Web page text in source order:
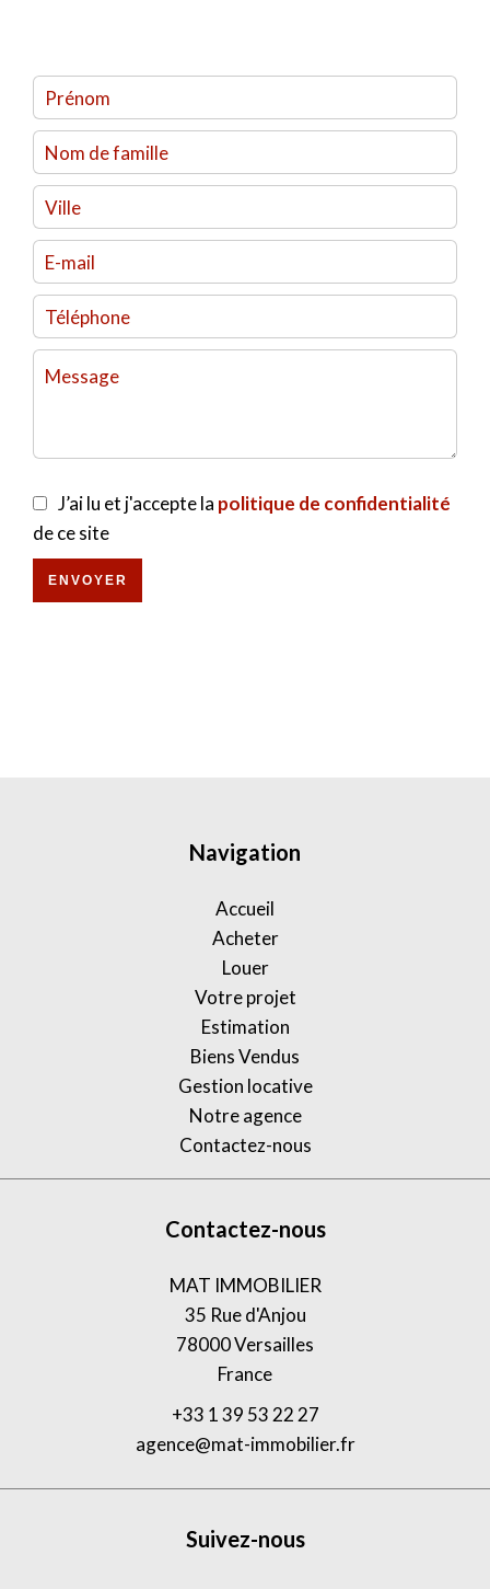
J’ai lu et j'accepte la politique de confidentialité
de ce site
ENVOYER
Navigation
Accueil
Acheter
Louer
Votre projet
Estimation
Biens Vendus
Gestion locative
Notre agence
Contactez-nous
Contactez-nous
MAT IMMOBILIER
35 Rue d'Anjou
78000Versailles
France
+33 1 39 53 22 27
agence@mat-immobilier.fr
Suivez-nous